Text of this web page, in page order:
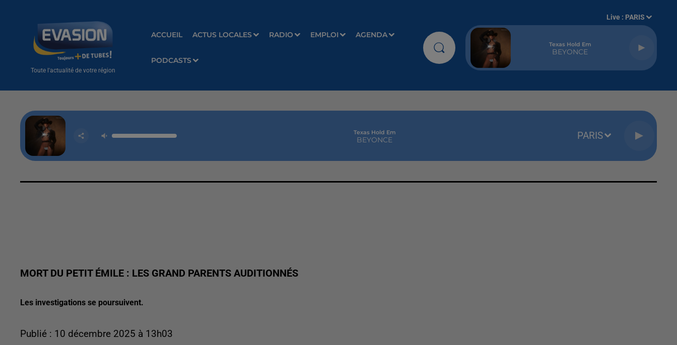
Toute l'actualité de votre région
ACCUEIL ACTUS LOCALES RADIO EMPLOI AGENDA
PODCASTS
Live : PARIS
Texas Hold Em
BEYONCE
Texas Hold Em
BEYONCE PARIS
MORT DU PETIT ÉMILE : LES GRAND PARENTS AUDITIONNÉS
Les investigations se poursuivent.
Publié : 10 décembre 2025 à 13h03